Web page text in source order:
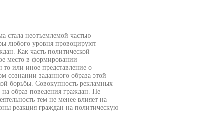
стала неотъемлемой частью
любого уровня провоцируют
Как часть политической
место в формировании
то или иное представление о
сознании заданного образа этой
борьбы. Совокупность рекламных
на образ поведения граждан. Не
тем не менее влияет на
реакция граждан на политическую